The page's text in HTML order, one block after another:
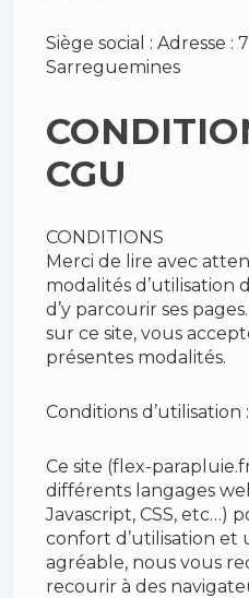
Siège social : Adresse :
Sarreguemines
CGU
CONDITIONS
Merci de lire avec
modalités d’utilisation
d’y parcourir ses
sur ce site, vous
présentes modalités.
Conditions d’utilisation :
Ce site (flex-
différents langages
Javascript, CSS, etc…)
confort d’utilisation et
agréable, nous vous
recourir à des